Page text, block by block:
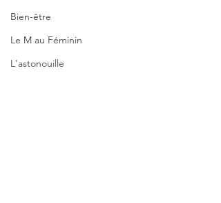
Bien-être
Le M au Féminin
L'astonouille